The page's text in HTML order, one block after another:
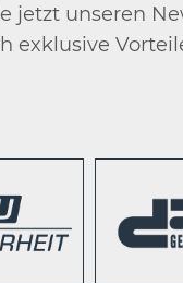
jetzt unseren
exklusive